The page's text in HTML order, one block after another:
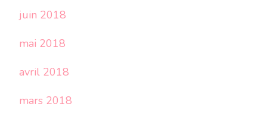
juin 2018
mai 2018
avril 2018
mars 2018